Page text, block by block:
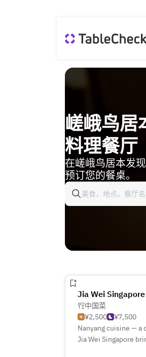
嵯峨鸟居
料理餐厅
在嵯峨鸟居本发
预订您的餐桌。
Jia Wei
中国菜
¥2,500
¥7,500
Nanyang cuisine — a
Jia Wei Singapore